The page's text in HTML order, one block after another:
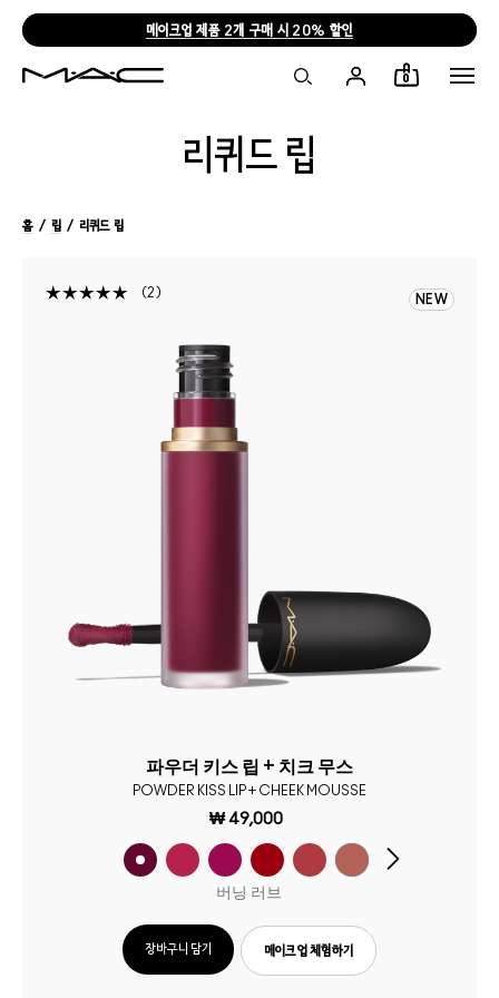
메이크업 제품 2개 구매 시 20% 할인
0
리퀴드 립
홈 / 립 / 리퀴드 립
2 NEW
파우더 키스 립 + 치크 무스
POWDER KISS LIP + CHEEK MOUSSE
₩ 49,000
버닝 러브
장바구니 담기 메이크업 체험하기